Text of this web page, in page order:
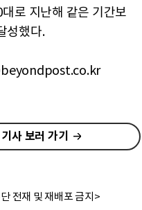
로 지난해 같은 기간보
성했다.
사 보러 가기
전재 및 재배포 금지>